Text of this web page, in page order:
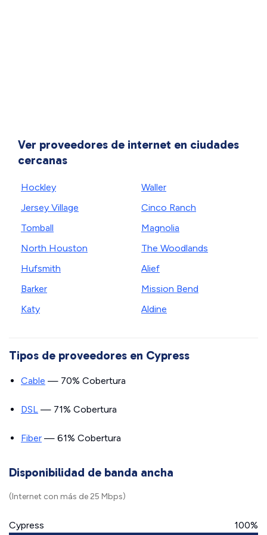
Ver proveedores de internet en ciudades
cercanas
Hockley
Jersey Village
Tomball
North Houston
Hufsmith
Barker
Katy
Waller
Cinco Ranch
Magnolia
The Woodlands
Alief
Mission Bend
Aldine
Tipos de proveedores en Cypress
Cable — 70% Cobertura
DSL — 71% Cobertura
Fiber — 61% Cobertura
Disponibilidad de banda ancha
(Internet con más de 25 Mbps)
Cypress 100%